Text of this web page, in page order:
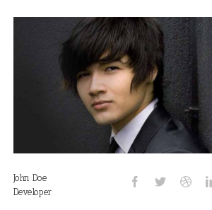
John Doe
Developer